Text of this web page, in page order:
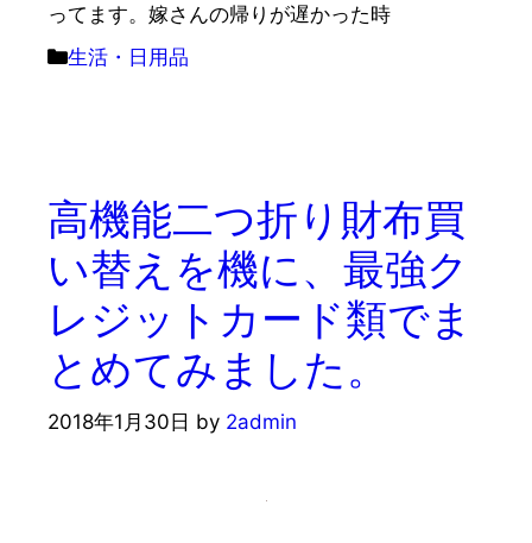
ってます。嫁さんの帰りが遅かった時
カ
生活・日用品
高機能二つ折り財布買
い替えを機に、最強ク
レジットカード類でま
とめてみました。
2018年1月30日 by 2admin